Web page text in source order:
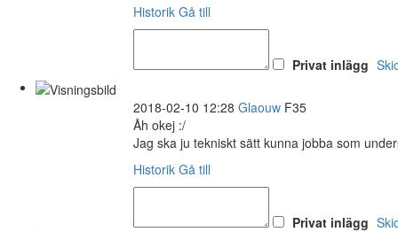
Historik Gå till
Privat inlägg
2018-02-10 12:28 Glaouw F35
Åh okej :/
Jag ska ju tekniskt sätt kunna jobba som
Historik Gå till
Privat inlägg